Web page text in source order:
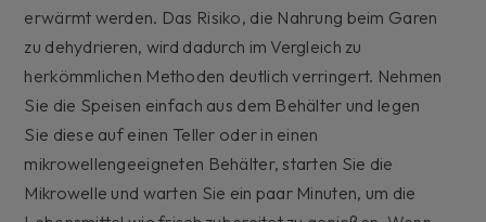
erwärmt werden. Das Risiko, die Nahrung beim Garen
zu dehydrieren, wird dadurch im Vergleich zu
herkömmlichen Methoden deutlich verringert. Nehmen
Sie die Speisen einfach aus dem Behälter und legen
Sie diese auf einen Teller oder in einen
mikrowellengeeigneten Behälter, starten Sie die
Mikrowelle und warten Sie ein paar Minuten, um die